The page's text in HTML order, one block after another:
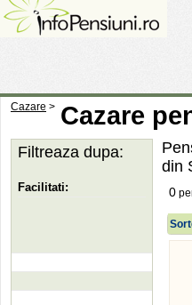
Cazare > Cazare
din
0
Filtreaza dupa:
Facilitati: